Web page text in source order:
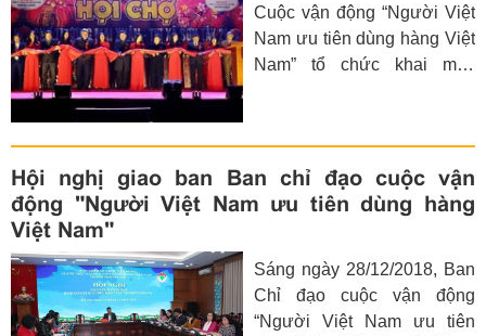
Cuộc vận động “Người Việt
Nam ưu tiên dùng hàng Việt
Nam” tổ chức khai mạc
Sơn Tây năm 2019. Dự hội
nghị có các đồng chí:
Nguyễn Quang Sơn – Bí thư
Thị ủy, Chủ tịch HĐND thị
Phó Bí thư Thị ủy, Chủ tịch
UBND thị xã; Hà Việt Phong
– UVTV, Trưởng ban Dân
Hội nghị giao ban Ban chỉ đạo cuộc vận
động "Người Việt Nam ưu tiên dùng hàng
Việt Nam"
Sáng ngày 28/12/2018, Ban
Chỉ đạo cuộc vận động
“Người Việt Nam ưu tiên